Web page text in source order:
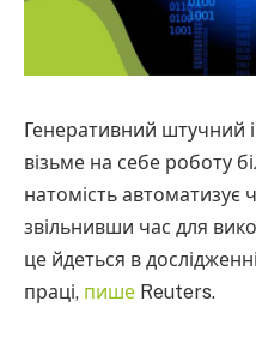
Генеративний штучний
візьме на себе роботу
натомість автоматизує
звільнивши час для
це йдеться в
праці, пише Reuters.